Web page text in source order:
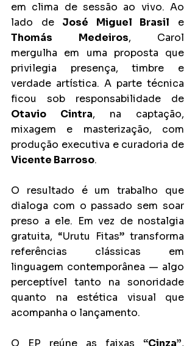
em clima de sessão ao vivo. Ao
lado de José Miguel Brasil
Thomás Medeiros, Carol
mergulha em uma proposta que
privilegia presença, timbre e
verdade artística. A parte técnica
Otavio Cintra, na captação,
mixagem e masterização, com
Vicente Barroso.
O resultado é um trabalho que
dialoga com o passado sem soar
preso a ele. Em vez de nostalgia
gratuita, “Urutu Fitas” transforma
referências clássicas em
linguagem contemporânea — algo
perceptível tanto na sonoridade
quanto na estética visual que
acompanha o lançamento.